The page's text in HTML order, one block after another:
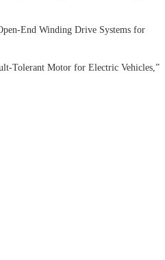
End Winding Drive Systems for
Tolerant Motor for Electric Vehicles,”